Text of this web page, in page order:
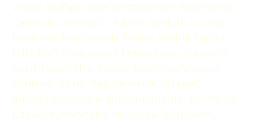
Wood, Buffalo, New Westminster, Saint John,
Caledon, Granby, St. Albert, Norfolk, County,
Medicine, Hat, Grande Prairie, Airdrie, Halton,
Hills, Port, Coquitlam, Fredericton, Blainville,
Saint-Hyacinthe, Aurora North, Vancouver,
Welland, North Bay, Belleville, Mirabel,
Alberta, Colombie-Britannique, Île-du-Prince-
Édouard, Manitoba, Nouveau-Brunswick,